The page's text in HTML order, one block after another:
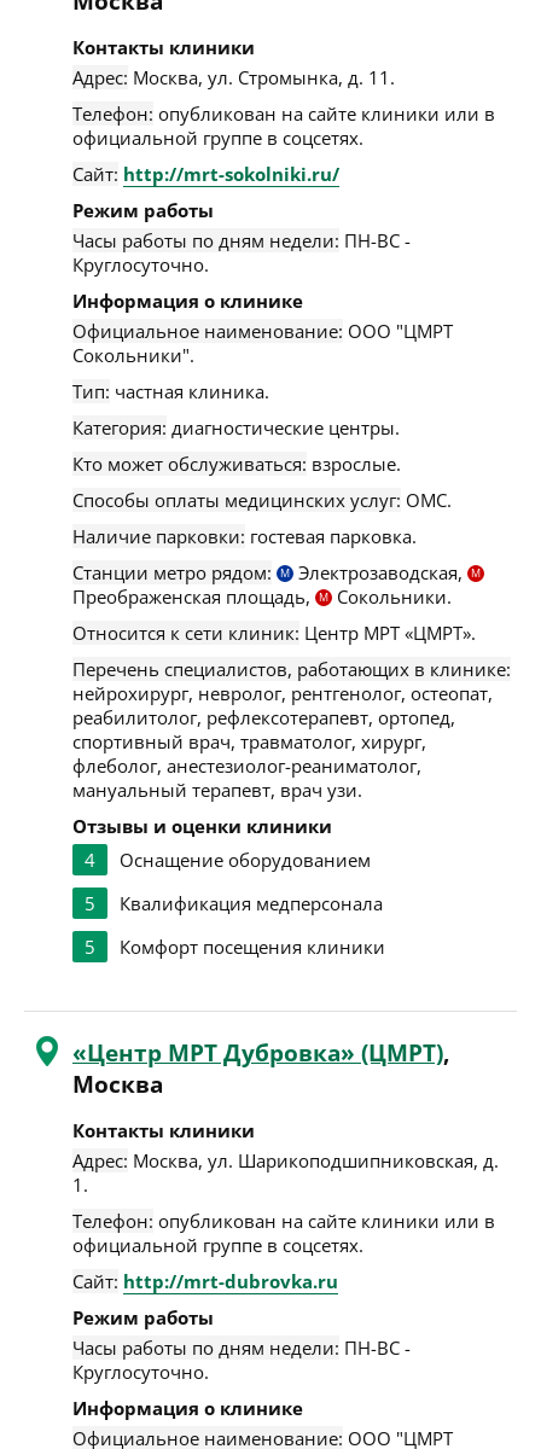
Контакты клиники
Адрес: Москва, ул. Стромынка, д. 11 .
Телефон: опубликован на сайте клиники или в
официальной группе в соцсетях.
Сайт: http://mrt-sokolniki.ru/
Режим работы
Часы работы по дням недели: ПН-ВС -
Круглосуточно.
Информация о клинике
Официальное наименование: ООО "ЦМРТ
Сокольники".
Тип: частная клиника.
Категория: диагностические центры.
Кто может обслуживаться: взрослые.
Способы оплаты медицинских услуг: ОМС.
Наличие парковки: гостевая парковка.
Станции метро рядом:
М Электрозаводская, М
Преображенская площадь, М
Сокольники.
Относится к сети клиник: Центр МРТ «ЦМРТ».
Перечень специалистов, работающих в клинике:
нейрохирург, невролог, рентгенолог, остеопат,
реабилитолог, рефлексотерапевт, ортопед,
спортивный врач, травматолог, хирург,
флеболог, анестезиолог-реаниматолог,
мануальный терапевт, врач узи.
Отзывы и оценки клиники
4
Оснащение оборудованием
5
Квалификация медперсонала
5
Комфорт посещения клиники
«Центр МРТ Дубровка» (ЦМРТ),
Москва
Контакты клиники
Адрес: Москва, ул. Шарикоподшипниковская, д.
1 .
Телефон: опубликован на сайте клиники или в
официальной группе в соцсетях.
Сайт: http://mrt-dubrovka.ru
Режим работы
Часы работы по дням недели: ПН-ВС -
Круглосуточно.
Информация о клинике
Официальное наименование: ООО "ЦМРТ